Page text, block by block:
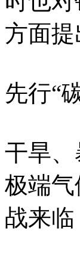
方面提
先行“
干旱
极端
战来